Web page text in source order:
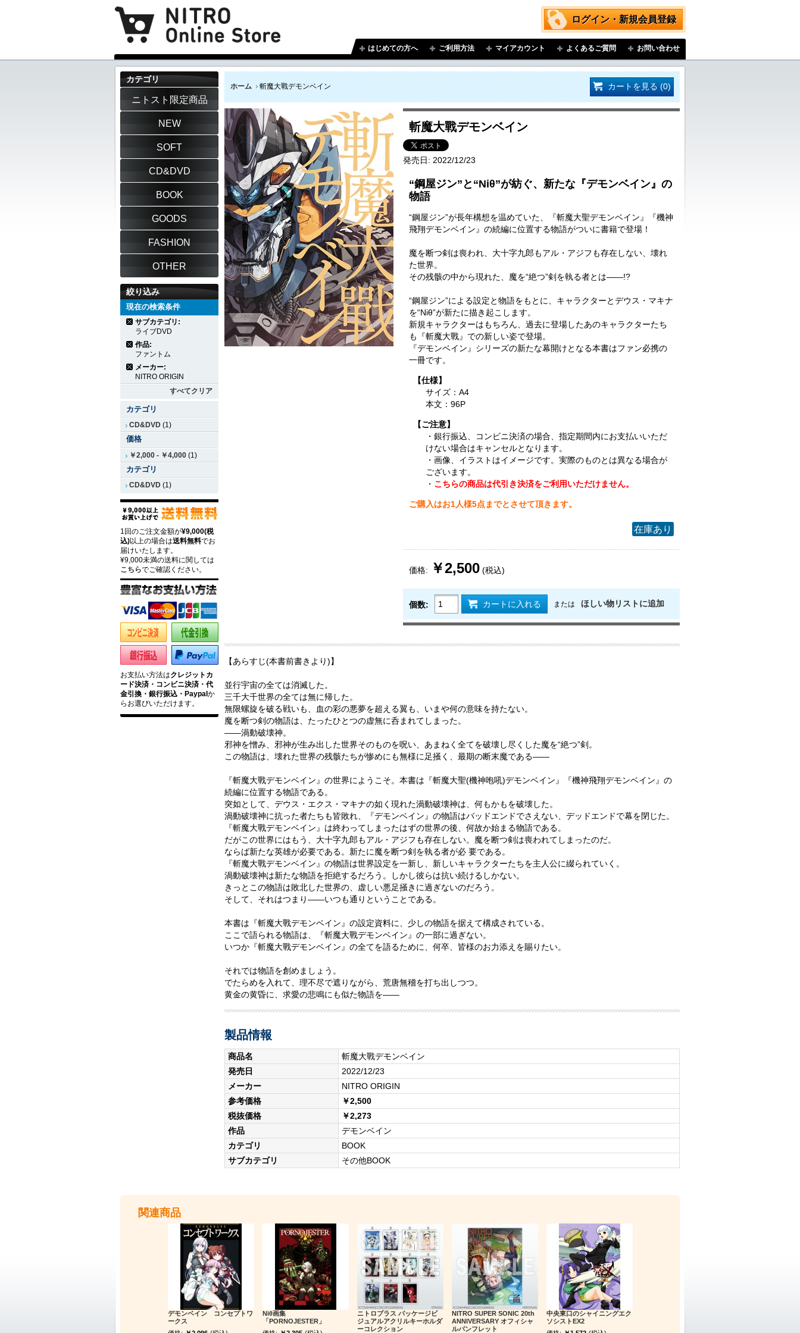
ログイン・新規会員登録
はじめての方へ ご利用方法 マイアカウント よくあるご質問 お問い合わせ
ホーム 斬魔大戰デモンベイン カートを見る (0)
斬魔大戰デモンベイン
発売日: 2022/12/23
“鋼屋ジン”と“Niθ”が紡ぐ、新たな『デモンベイン』の
物語
“鋼屋ジン”が長年構想を温めていた、『斬魔大聖デモンベイン』『機神
飛翔デモンベイン』の続編に位置する物語がついに書籍で登場！
魔を断つ剣は喪われ、大十字九郎もアル・アジフも存在しない、壊れ
た世界。
その残骸の中から現れた、魔を“絶つ”剣を執る者とは――!?
“鋼屋ジン”による設定と物語をもとに、キャラクターとデウス・マキナ
を“Niθ”が新たに描き起こします。
新規キャラクターはもちろん、過去に登場したあのキャラクターたち
も『斬魔大戰』での新しい姿で登場。
『デモンベイン』シリーズの新たな幕開けとなる本書はファン必携の
一冊です。
【仕様】
サイズ：A4
本文：96P
【ご注意】
・銀行振込、コンビニ決済の場合、指定期間内にお支払いいただ
けない場合はキャンセルとなります。
・画像、イラストはイメージです。実際のものとは異なる場合が
ございます。
・ こちらの商品は代引き決済をご利用いただけません。
ご購入はお1人様5点までとさせて頂きます。
在庫あり
価格: ￥2,500 (税込)
個数: カートに入れる または ほしい物リストに追加
【あらすじ(本書前書きより)】
並行宇宙の全ては消滅した。
三千大千世界の全ては無に帰した。
無限螺旋を破る戦いも、血の彩の悪夢を超える翼も、いまや何の意味を持たない。
魔を断つ剣の物語は、たったひとつの虚無に呑まれてしまった。
――渦動破壊神。
邪神を憎み、邪神が生み出した世界そのものを呪い、あまねく全てを破壊し尽くした魔を“絶つ”剣。
この物語は、壊れた世界の残骸たちが惨めにも無様に足掻く、最期の断末魔である――
『斬魔大戰デモンベイン』の世界にようこそ。本書は『斬魔大聖(機神咆吼)デモンベイン』『機神飛翔デモンベイン』の
続編に位置する物語である。
突如として、デウス・エクス・マキナの如く現れた渦動破壊神は、何もかもを破壊した。
渦動破壊神に抗った者たちも皆敗れ、『デモンベイン』の物語はバッドエンドでさえない、デッドエンドで幕を閉じた。
『斬魔大戰デモンベイン』は終わってしまったはずの世界の後、何故か始まる物語である。
だがこの世界にはもう、大十字九郎もアル・アジフも存在しない。魔を断つ剣は喪われてしまったのだ。
ならば新たな英雄が必要である。新たに魔を断つ剣を執る者が必 要である。
『斬魔大戰デモンベイン』の物語は世界設定を一新し、新しいキャラクターたちを主人公に綴られていく。
渦動破壊神は新たな物語を拒絶するだろう。しかし彼らは抗い続けるしかない。
きっとこの物語は敗北した世界の、虚しい悪足掻きに過ぎないのだろう。
そして、それはつまり――いつも通りということである。
本書は『斬魔大戰デモンベイン』の設定資料に、少しの物語を据えて構成されている。
ここで語られる物語は、『斬魔大戰デモンベイン』の一部に過ぎない。
いつか『斬魔大戰デモンベイン』の全てを語るために、何卒、皆様のお力添えを賜りたい。
それでは物語を創めましょう。
でたらめを入れて、理不尽で遮りながら、荒唐無稽を打ち出しつつ。
黄金の黄昏に、求愛の悲鳴にも似た物語を――
製品情報
商品名
斬魔大戰デモンベイン
発売日
2022/12/23
メーカー
NITRO ORIGIN
参考価格
￥2,500
税抜価格
￥2,273
作品
デモンベイン
カテゴリ
BOOK
サブカテゴリ
その他BOOK
カテゴリ
ニトスト限定商品
NEW
SOFT
CD&DVD
BOOK
GOODS
FASHION
OTHER
絞り込み
現在の検索条件
サブカテゴリ:
ライブDVD
作品:
ファントム
メーカー:
NITRO ORIGIN
すべてクリア
カテゴリ
CD&DVD (1)
価格
￥2,000 - ￥4,000 (1)
カテゴリ
CD&DVD (1)
1回のご注文金額が¥9,000(税
込)以上の場合は送料無料でお
届けいたします。
¥9,000未満の送料に関しては
こちらでご確認ください。
お支払い方法はクレジットカ
ード決済・コンビニ決済・代
金引換・銀行振込・Paypal か
らお選びいただけます。
関連商品
デモンベイン コンセプトワ
ークス
Niθ画集
「PORNOJESTER」
ニトロプラス パッケージビ
ジュアルアクリルキーホルダ
ーコレクション
NITRO SUPER SONIC 20th
ANNIVERSARY オフィシャ
ルパンフレット
中央東口のシャイニングエク
ソシストEX2